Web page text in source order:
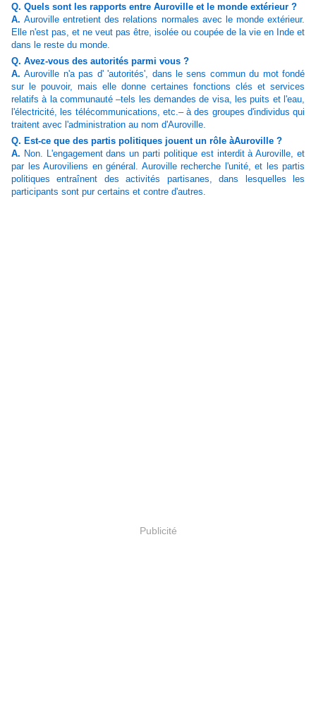
Q. Quels sont les rapports entre Auroville et le monde extérieur ?
A.Auroville entretient des relations normales avec le monde extérieur.
Elle n'est pas, et ne veut pas être, isolée ou coupée de la vie en Inde et
dans le reste du monde.
Q. Avez-vous des autorités parmi vous ?
A.Auroville n'a pas d' 'autorités', dans le sens commun du mot fondé
sur le pouvoir, mais elle donne certaines fonctions clés et services
relatifs à la communauté –tels les demandes de visa, les puits et l'eau,
l'électricité, les télécommunications, etc.– à des groupes d'individus qui
traitent avec l'administration au nom d'Auroville.
Q. Est-ce que des partis politiques jouent un rôle àAuroville ?
A. Non. L'engagement dans un parti politique est interdit à Auroville, et
par les Auroviliens en général. Auroville recherche l'unité, et les partis
politiques entraînent des activités partisanes, dans lesquelles les
participants sont pur certains et contre d'autres.
Publicité